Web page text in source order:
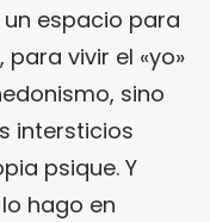
espacio para
vivir el «yo»
sino
intersticios
psique. Y
hago en